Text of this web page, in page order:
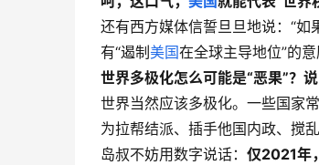
还有西方媒体信誓旦旦地说：“
有“遏制 美国在全球主导地位”的
世界多极化怎么可能是“恶果”？
世界当然应该多极化。一些国家
为拉帮结派、插手他国内政、搅
岛叔不妨用数字说话： 仅2021年